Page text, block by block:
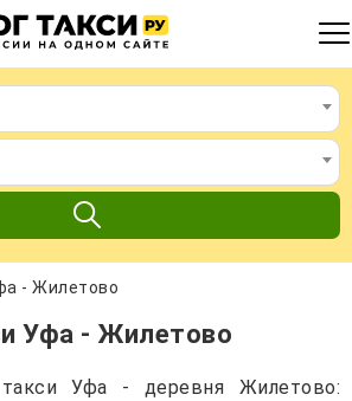
- Жилетово
Уфа - Жилетово
Уфа - деревня Жилетово: